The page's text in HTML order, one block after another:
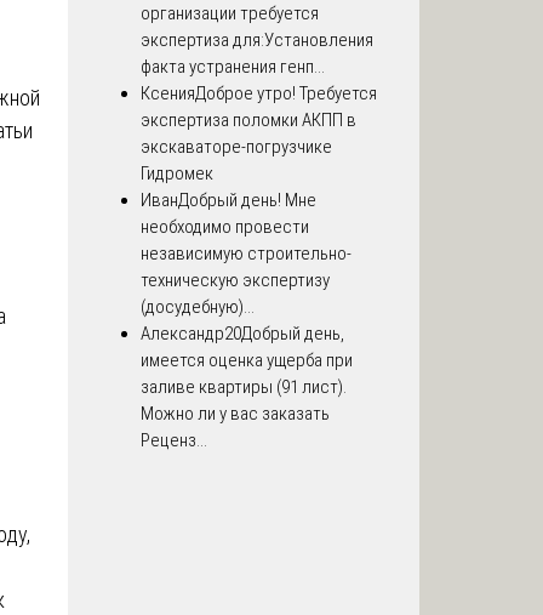
организации требуется
экспертиза для:Установления
факта устранения генп...
КсенияДоброе утро! Требуется
экспертиза поломки АКПП в
экскаваторе-погрузчике
Гидромек
ИванДобрый день! Мне
необходимо провести
независимую строительно-
техническую экспертизу
(досудебную)...
Александр20Добрый день,
имеется оценка ущерба при
заливе квартиры (91 лист).
Можно ли у вас заказать
Реценз...